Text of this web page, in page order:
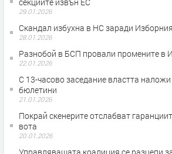
секциите извън ЕС
29.01.2026
Скандал избухна в НС заради
28.01.2026
Разнобой в БСП провали промените в
22.01.2026
С 13-часово заседание властта наложи
бюлетини
21.01.2026
Покрай скенерите отслабват
вота
20.01.2026